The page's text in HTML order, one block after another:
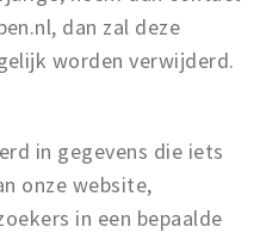
dan zal deze
worden verwijderd.
in gegevens die iets
onze website,
in een bepaalde